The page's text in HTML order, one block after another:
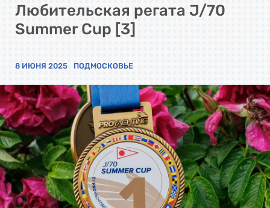
Любительская регата J/70
Summer Cup [3]
8 ИЮНЯ 2025 ПОДМОСКОВЬЕ